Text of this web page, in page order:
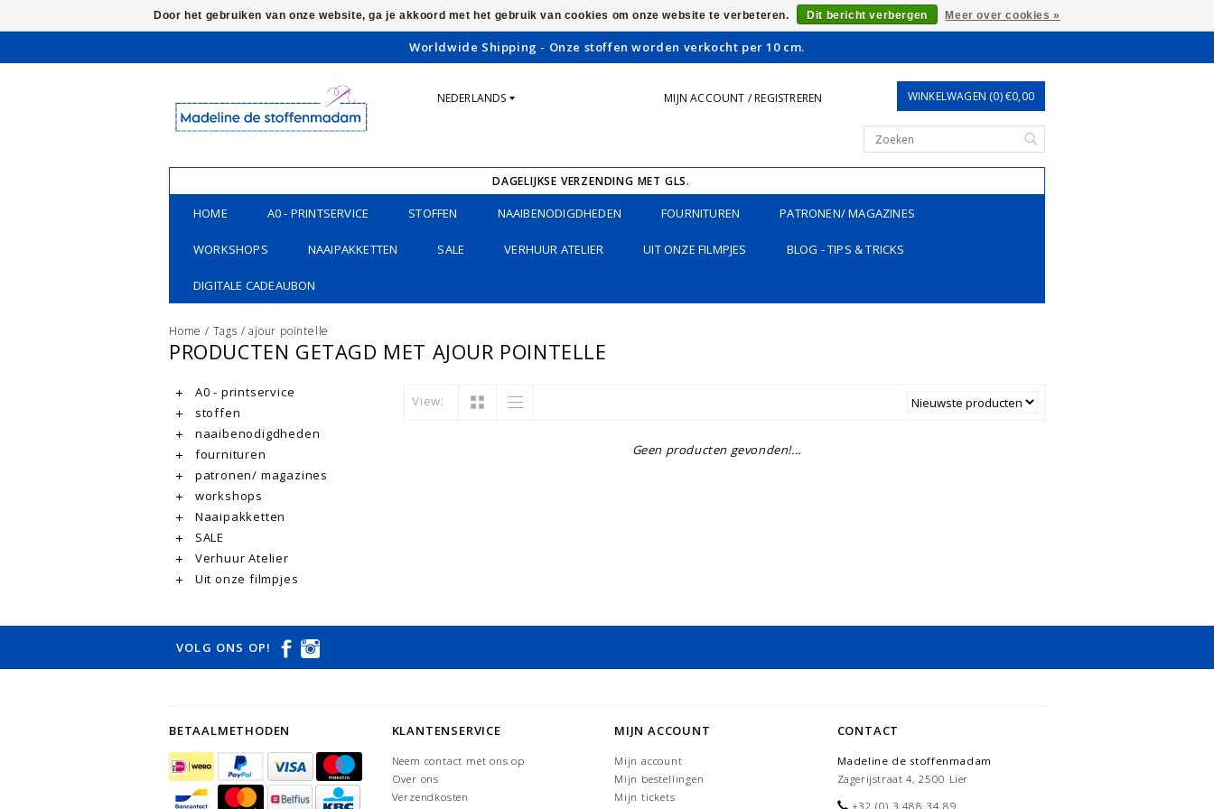
Worldwide Shipping - Onze stoffen worden verkocht per 10 cm.
NEDERLANDS MIJN ACCOUNT / REGISTREREN WINKELWAGEN (0) €0,00
DAGELIJKSE VERZENDING MET GLS.
HOME A0 - PRINTSERVICE STOFFEN NAAIBENODIGDHEDEN FOURNITUREN PATRONEN/ MAGAZINES
WORKSHOPS NAAIPAKKETTEN SALE VERHUUR ATELIER UIT ONZE FILMPJES BLOG - TIPS & TRICKS
DIGITALE CADEAUBON
Home / Tags /ajour pointelle
PRODUCTEN GETAGD MET AJOUR POINTELLE
A0 - printservice
stoffen
naaibenodigdheden
fournituren
patronen/ magazines
workshops
Naaipakketten
SALE
Verhuur Atelier
Uit onze filmpjes
View:
Geen producten gevonden!...
VOLG ONS OP!
BETAALMETHODEN KLANTENSERVICE
Neem contact met ons op
Over ons
Verzendkosten
MIJN ACCOUNT
Mijn account
Mijn bestellingen
Mijn tickets
CONTACT
Madeline de stoffenmadam
Zagerijstraat 4, 2500 Lier
+32 (0) 3 488 34 89
Door het gebruiken van onze website, ga je akkoord met het gebruik van cookies om onze website te verbeteren. Dit bericht verbergen Meer over cookies »